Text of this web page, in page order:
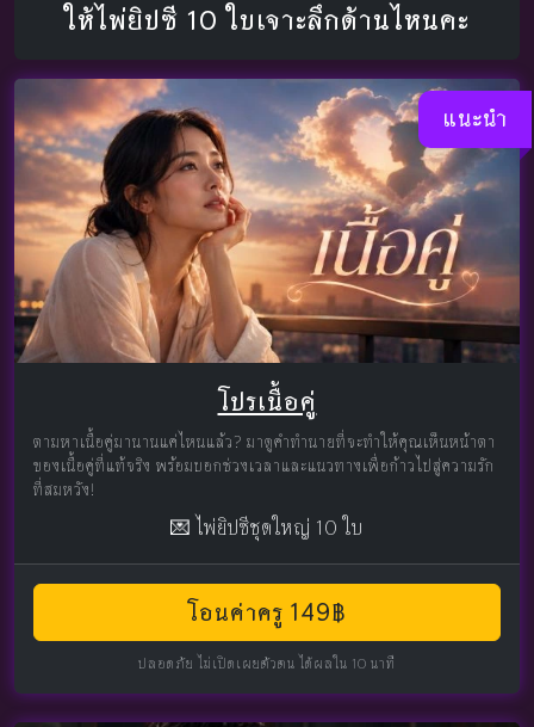
ให้ไพ่ยิปซี 10 ใบเจาะลึกด้านไหนคะ
แนะนำ
โปรเนื้อคู่
ตามหาเนื้อคู่มานานแค่ไหนแล้ว? มาดูคำทำนายที่จะทำให้คุณเห็นหน้าตา
ของเนื้อคู่ที่แท้จริง พร้อมบอกช่วงเวลาและแนวทางเพื่อก้าวไปสู่ความรัก
ที่สมหวัง!
💌 ไพ่ยิปซีชุดใหญ่ 10 ใบ
โอนค่าครู 149฿
ปลอดภัย ไม่เปิดเผยตัวตน ได้ผลใน 10 นาที